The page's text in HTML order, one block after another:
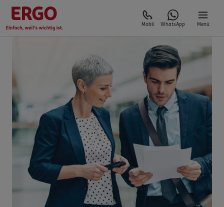
Mobil WhatsApp Menü